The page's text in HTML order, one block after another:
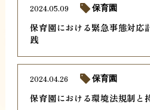
保育園における緊急事態対応
践
2024.05.09 保育園
保育園における環境法規制と
2024.04.26 保育園